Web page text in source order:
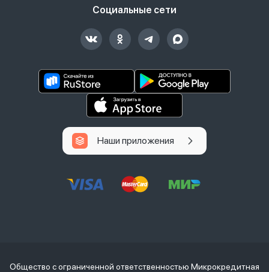
Социальные сети
Наши приложения
Общество с ограниченной ответственностью Микрокредитная